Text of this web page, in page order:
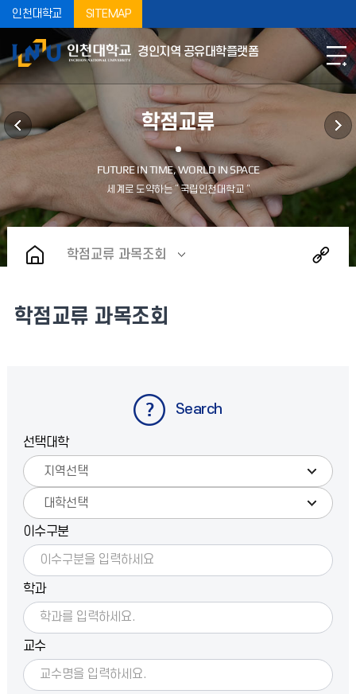
인천대학교 SITEMAP
경인지역 공유대학플랫폼
학점교류
학점교류 과목조회
학점교류 과목조회
Search
선택대학
이수구분
학과
교수